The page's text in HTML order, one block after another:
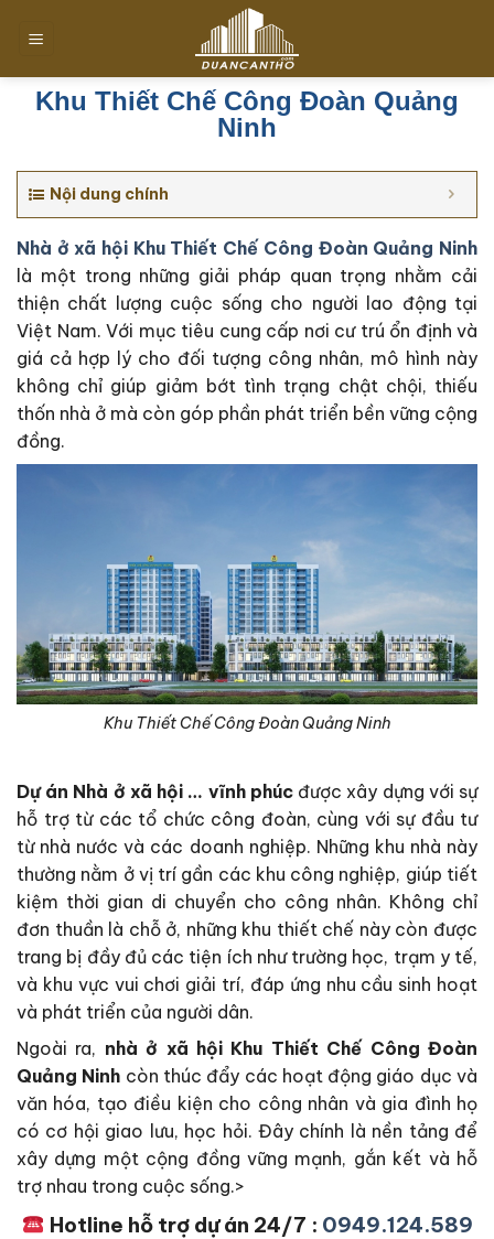
đến
dungKhu Thiết Chế Công Đoàn Quảng
Ninh
Nội dung chính
Nhà ở xã hội Khu Thiết Chế Công Đoàn Quảng Ninh
là một trong những giải pháp quan trọng nhằm cải
thiện chất lượng cuộc sống cho người lao động tại
Việt Nam. Với mục tiêu cung cấp nơi cư trú ổn định và
giá cả hợp lý cho đối tượng công nhân, mô hình này
không chỉ giúp giảm bớt tình trạng chật chội, thiếu
thốn nhà ở mà còn góp phần phát triển bền vững cộng
đồng.
Khu Thiết Chế Công Đoàn Quảng Ninh
Dự án Nhà ở xã hội … vĩnh phúcđược xây dựng với sự
hỗ trợ từ các tổ chức công đoàn, cùng với sự đầu tư
từ nhà nước và các doanh nghiệp. Những khu nhà này
thường nằm ở vị trí gần các khu công nghiệp, giúp tiết
kiệm thời gian di chuyển cho công nhân. Không chỉ
đơn thuần là chỗ ở, những khu thiết chế này còn được
trang bị đầy đủ các tiện ích như trường học, trạm y tế,
và khu vực vui chơi giải trí, đáp ứng nhu cầu sinh hoạt
và phát triển của người dân.
Ngoài ra, nhà ở xã hội Khu Thiết Chế Công Đoàn
Quảng Ninh còn thúc đẩy các hoạt động giáo dục và
văn hóa, tạo điều kiện cho công nhân và gia đình họ
có cơ hội giao lưu, học hỏi. Đây chính là nền tảng để
xây dựng một cộng đồng vững mạnh, gắn kết và hỗ
trợ nhau trong cuộc sống.>
Hotline hỗ trợ dự án 24/7 : 0949.124.589